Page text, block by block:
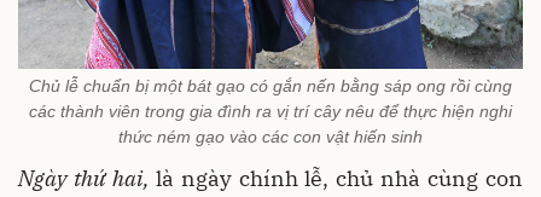
Chủ lễ chuẩn bị một bát gạo có gắn nến bằng sáp ong rồi cùng
các thành viên trong gia đình ra vị trí cây nêu để thực hiện nghi
thức ném gạo vào các con vật hiến sinh
Ngày thứ hai, là ngày chính lễ, chủ nhà cùng con